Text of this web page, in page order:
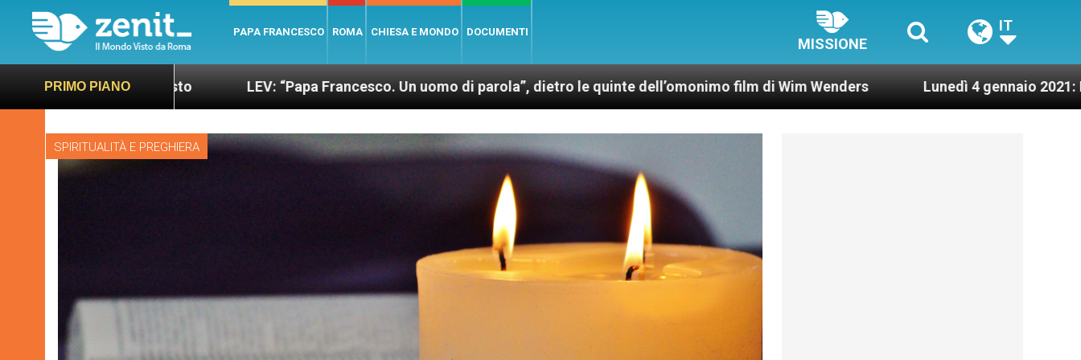
PAPA FRANCESCO ROMA CHIESA E MONDO DOCUMENTI
MISSIONE
IT
PRIMO PIANO
e giusto LEV: “Papa Francesco. Un uomo di parola”, dietro le quinte dell’omonimo film di Wim Wenders Lunedì 4 gennaio 2021: Possesso
SPIRITUALITÀ E PREGHIERA